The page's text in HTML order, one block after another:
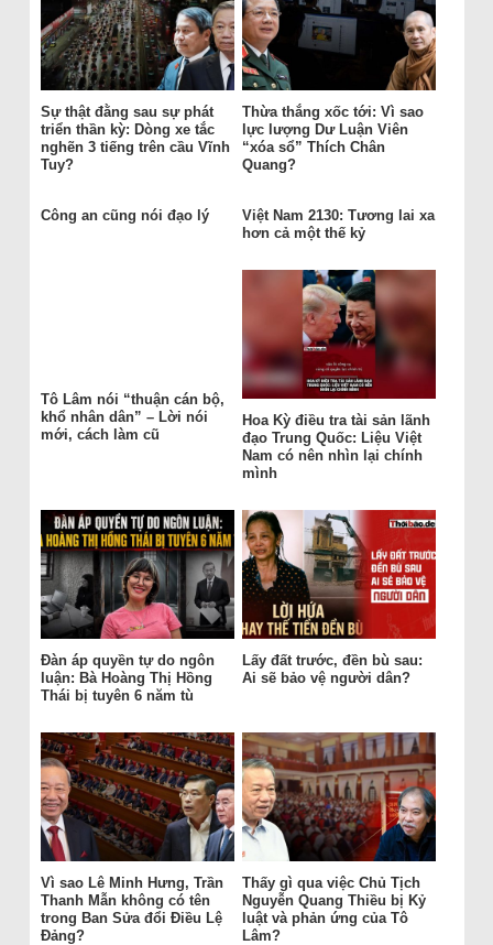
Sự thật đằng sau sự phát
triển thần kỳ: Dòng xe tắc
nghẽn 3 tiếng trên cầu Vĩnh
Tuy?
Thừa thắng xốc tới: Vì sao
lực lượng Dư Luận Viên
“xóa sổ” Thích Chân
Quang?
Công an cũng nói đạo lý
Việt Nam 2130: Tương lai xa
hơn cả một thế kỷ
Tô Lâm nói “thuận cán bộ,
khổ nhân dân” – Lời nói
mới, cách làm cũ
Hoa Kỳ điều tra tài sản lãnh
đạo Trung Quốc: Liệu Việt
Nam có nên nhìn lại chính
mình
Đàn áp quyền tự do ngôn
luận: Bà Hoàng Thị Hồng
Thái bị tuyên 6 năm tù
Lấy đất trước, đền bù sau:
Ai sẽ bảo vệ người dân?
Vì sao Lê Minh Hưng, Trần
Thanh Mẫn không có tên
trong Ban Sửa đổi Điều Lệ
Đảng?
Thấy gì qua việc Chủ Tịch
Nguyễn Quang Thiều bị Kỷ
luật và phản ứng của Tô
Lâm?